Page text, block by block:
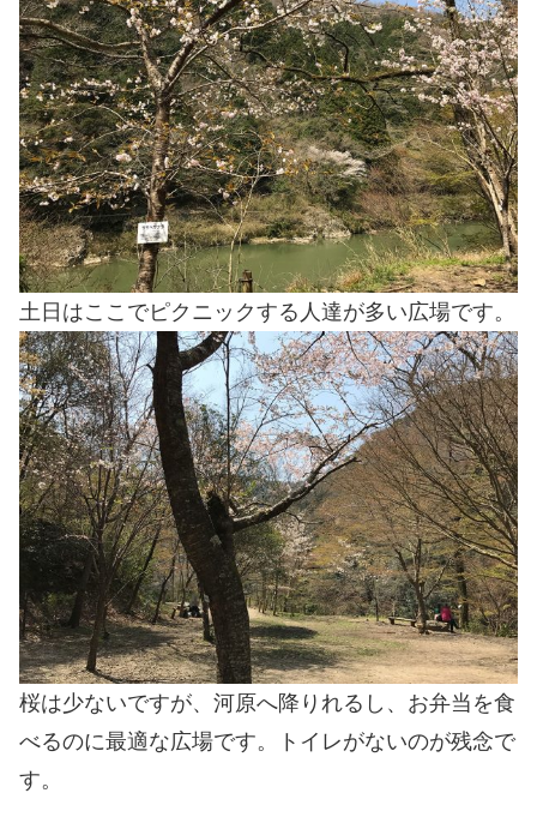
土日はここでピクニックする人達が多い広場です。
桜は少ないですが、河原へ降りれるし、お弁当を食
べるのに最適な広場です。トイレがないのが残念で
す。